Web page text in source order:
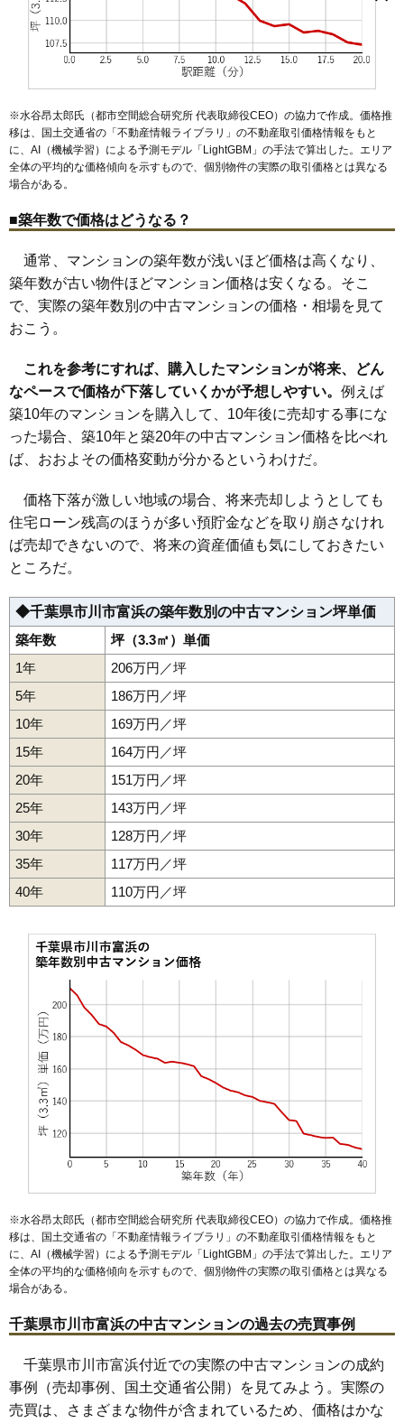
モアステージ市川
住所
原木中山駅（9分）
(35.5万円/㎡~38.6万円/㎡)
マンションナビで
無料一括査定をする
クリオ原木中山1番館
交通 原木中山駅（10分）
相場 3,270万円～3,570万円
無料一括査定をする
市川藤マンションNO5
住所 千葉県市川市田尻3丁目
相場 1,720万円～1,920万円
(26.1万円/㎡~29.1万円/㎡)
コスモ市川南シティフォルム
住所 千葉県市川市田尻4丁目
交通 原木中山駅（6分）
相場 3,420万円～3,720万円
(40.2万円/㎡~43.8万円/㎡)
マンションナビで
無料一括査定をする
サーパス南市川
住所 千葉県市川市田尻2丁目
交通 原木中山駅（13分）
(42.9万円/㎡~47.2万円/㎡)
ライオンズグローベル原木中山シティフォレス
ト
住所 千葉県市川市田尻3丁目
交通
(56.1万円/㎡~60.0万円/㎡)
無料一括査定をする
※水谷昂太郎氏（都市空間総合研究所 代表取締役CEO）の協力で作成。価格推
移は、国土交通省の「不動産情報ライブラリ 」の不動産取引価格情報をもと
に、AI（機械学習）による予測モデル「LightGBM」の手法で算出した。エリア
全体の平均的な価格傾向を示すもので、個別物件の実際の取引価格とは異なる
場合がある。
■築年数で価格はどうなる？
通常、マンションの築年数が浅いほど価格は高くなり、
築年数が古い物件ほどマンション価格は安くなる。そこ
で、実際の築年数別の中古マンションの価格・相場を見て
おこう。
これを参考にすれば、購入したマンションが将来、どん
なペースで価格が下落していくかが予想しやすい。 例えば
築10年のマンションを購入して、10年後に売却する事にな
った場合、築10年と築20年の中古マンション価格を比べれ
ば、おおよその価格変動が分かるというわけだ。
価格下落が激しい地域の場合、将来売却しようとしても
住宅ローン残高のほうが多い預貯金などを取り崩さなけれ
ば売却できないので、将来の資産価値も気にしておきたい
ところだ。
◆千葉県市川市富浜の築年数別の中古マンション坪単価
築年数
坪（3.3㎡）単価
1年
206万円／坪
5年
186万円／坪
10年
169万円／坪
15年
164万円／坪
20年
151万円／坪
25年
143万円／坪
30年
128万円／坪
35年
117万円／坪
40年
110万円／坪
※水谷昂太郎氏（都市空間総合研究所 代表取締役CEO）の協力で作成。価格推
移は、国土交通省の「 不動産情報ライブラリ 」の不動産取引価格情報をもと
に、AI（機械学習）による予測モデル「LightGBM」の手法で算出した。エリア
全体の平均的な価格傾向を示すもので、個別物件の実際の取引価格とは異なる
場合がある。
千葉県市川市富浜の中古マンションの過去の売買事例
千葉県市川市富浜付近での実際の中古マンションの成約
事例（売却事例、国土交通省公開）を見てみよう。実際の
売買は、さまざまな物件が含まれているため、価格はかな
国府台
菅野
富浜新浜 日之出平田広尾福栄
二俣北方町堀之内本塩真間湊新田南大野南行徳南八幡
宮久保妙典本北方八幡
市川大野駅 市川塩浜駅国府台駅
南行徳駅